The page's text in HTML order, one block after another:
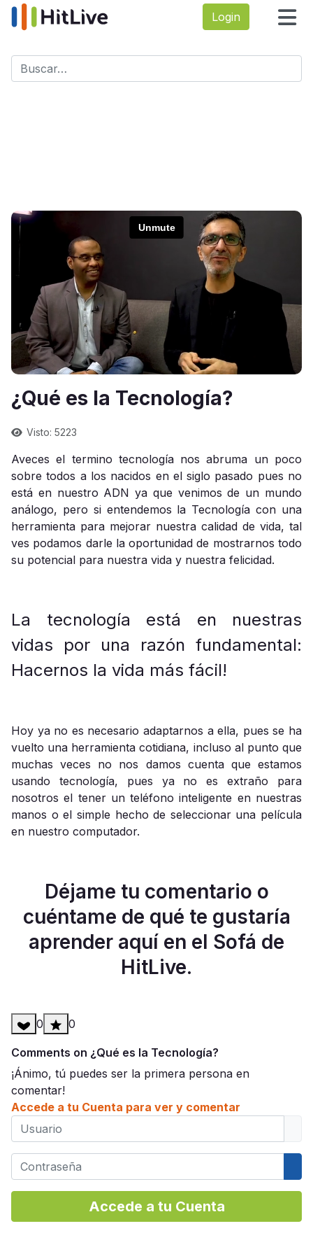
Login
Buscar
¿Qué es la Tecnología?
Visto: 5223
Aveces el termino tecnología nos abruma un poco
sobre todos a los nacidos en el siglo pasado pues no
está en nuestro ADN ya que venimos de un mundo
análogo, pero si entendemos la Tecnología con una
herramienta para mejorar nuestra calidad de vida, tal
ves podamos darle la oportunidad de mostrarnos todo
su potencial para nuestra vida y nuestra felicidad.
La tecnología está en nuestras
vidas por una razón fundamental:
Hacernos la vida más fácil!
Hoy ya no es necesario adaptarnos a ella, pues se ha
vuelto una herramienta cotidiana, incluso al punto que
muchas veces no nos damos cuenta que estamos
usando tecnología, pues ya no es extraño para
nosotros el tener un teléfono inteligente en nuestras
manos o el simple hecho de seleccionar una película
en nuestro computador.
Déjame tu comentario o
cuéntame de qué te gustaría
aprender aquí en el Sofá de
HitLive.
0 0
Comments on ¿Qué es la Tecnología?
¡Ánimo, tú puedes ser la primera persona en
comentar!
Accede a tu Cuenta para ver y comentar
Usuario
Contraseña
Accede a tu Cuenta